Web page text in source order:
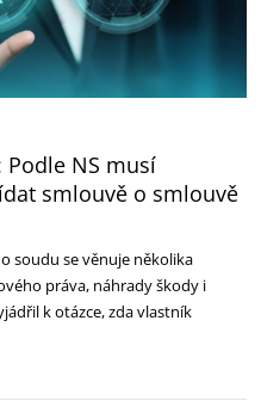
Podle NS musí
smlouvě o smlouvě
soudu se věnuje několika
práva, náhrady škody i
k otázce, zda vlastník